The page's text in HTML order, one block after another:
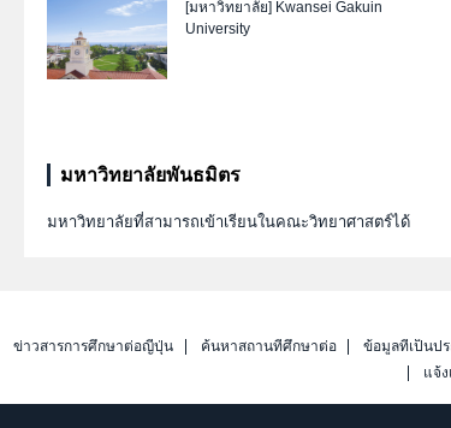
[มหาวิทยาลัย] Kwansei Gakuin
University
มหาวิทยาลัยพันธมิตร
มหาวิทยาลัยที่สามารถเข้าเรียนในคณะวิทยาศาสตร์ได้
ข่าวสารการศึกษาต่อญี่ปุ่น ค้นหาสถานที่ศึกษาต่อ ข้อมูลที่เป็นป
แจ้